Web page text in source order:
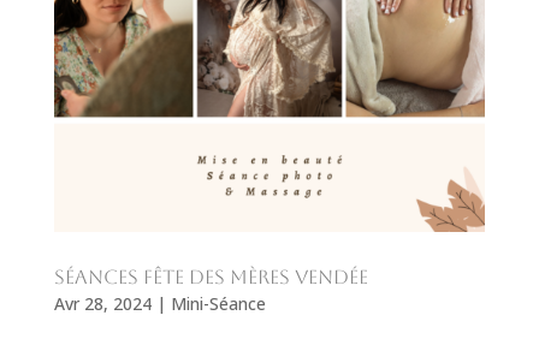
Séances fête des mères Vendée
Avr 28, 2024| Mini-Séance